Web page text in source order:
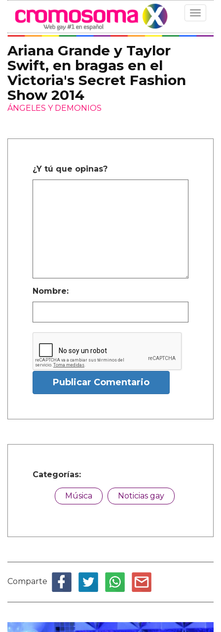
Toggle
Ariana Grande y Taylor
Swift, en bragas en el
Victoria's Secret Fashion
Show 2014
ÁNGELES Y DEMONIOS
¿Y tú que opinas?
Nombre:
Publicar Comentario
Categorías:
Música Noticias gay
Comparte